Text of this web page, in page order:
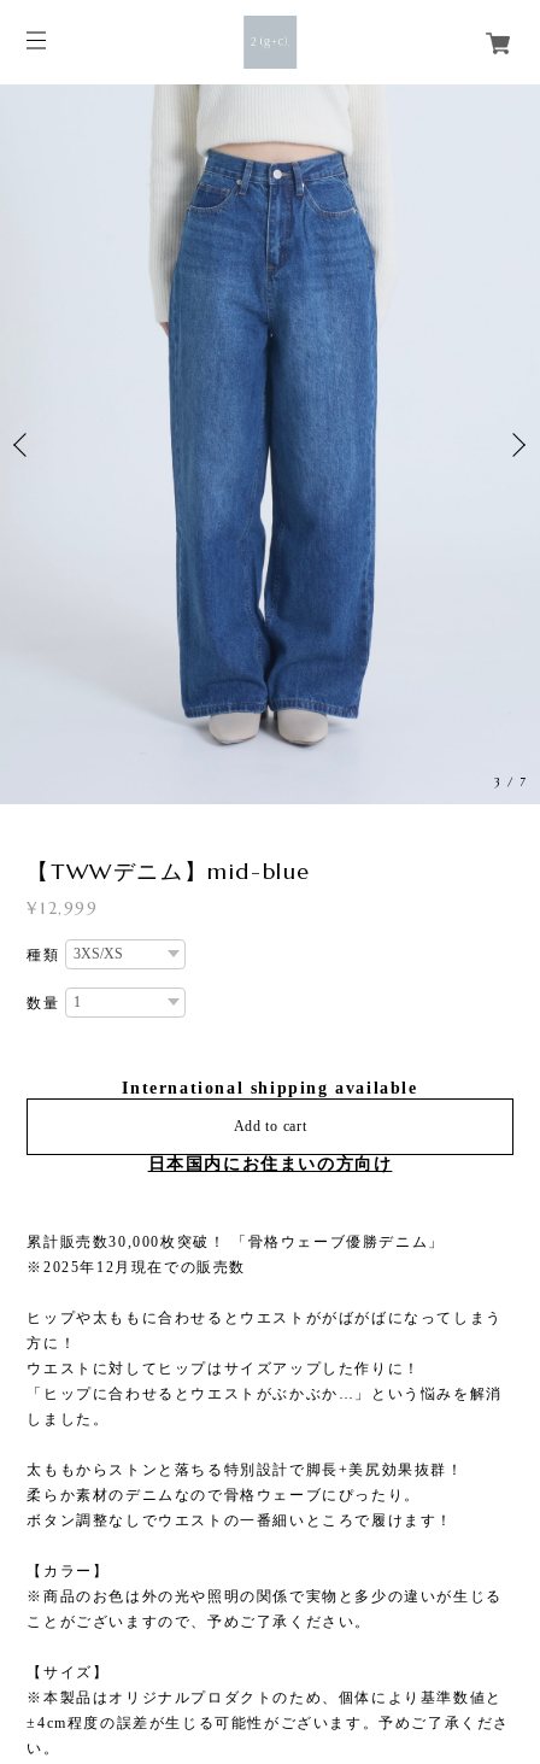
3 / 7
【TWWデニム】mid-blue
¥12,999
種類
数量
International shipping available
Add to cart
日本国内にお住まいの方向け
累計販売数30,000枚突破！ 「骨格ウェーブ優勝デニム」
※2025年12月現在での販売数
ヒップや太ももに合わせるとウエストががばがばになってしまう
方に！
ウエストに対してヒップはサイズアップした作りに！
「ヒップに合わせるとウエストがぶかぶか…」という悩みを解消
しました。
太ももからストンと落ちる特別設計で脚長+美尻効果抜群！
柔らか素材のデニムなので骨格ウェーブにぴったり。
ボタン調整なしでウエストの一番細いところで履けます！
【カラー】
※商品のお色は外の光や照明の関係で実物と多少の違いが生じる
ことがございますので、予めご了承ください。
【サイズ】
※本製品はオリジナルプロダクトのため、個体により基準数値と
±4cm程度の誤差が生じる可能性がございます。予めご了承くださ
い。